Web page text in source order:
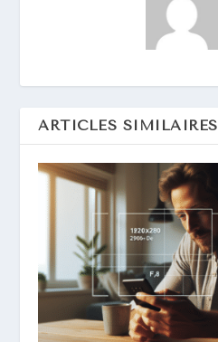
ARTICLES SIMILAIRES